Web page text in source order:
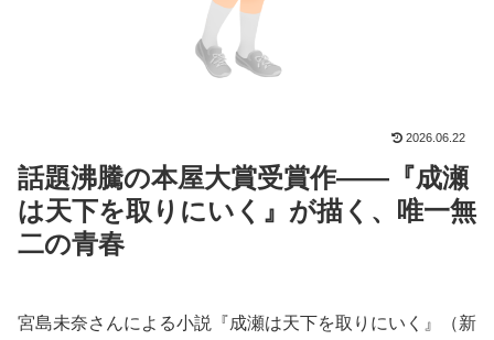
2026.06.22
話題沸騰の本屋大賞受賞作——『成瀬
は天下を取りにいく』が描く、唯一無
二の青春
宮島未奈さんによる小説『成瀬は天下を取りにいく』（新